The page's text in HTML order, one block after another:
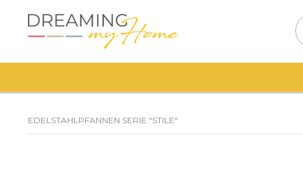
EDELSTAHLPFANNEN SERIE "STILE"